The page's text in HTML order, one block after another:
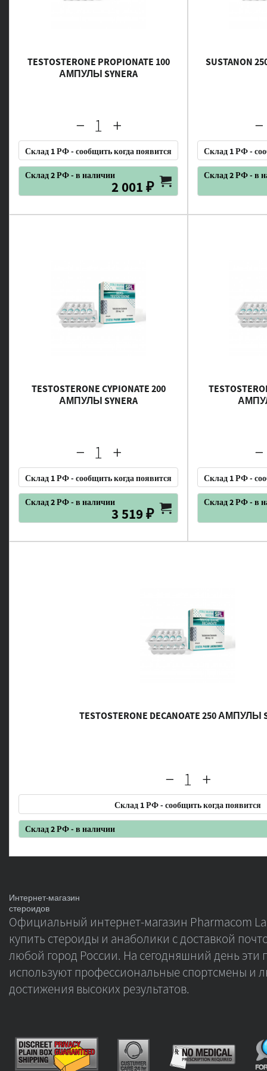
TESTOSTERONE PROPIONATE 100
АМПУЛЫ SYNERA
Склад 1 РФ - сообщить когда появится
Склад 2 РФ - в наличии
2 001 ₽
SUSTANON
Склад 1 РФ -
Склад 2 РФ - в
TESTOSTERONE CYPIONATE 200
АМПУЛЫ SYNERA
Склад 1 РФ - сообщить когда появится
Склад 2 РФ - в наличии
3 519 ₽
Склад 1 РФ -
Склад 2 РФ - в
TESTOSTERONE DECANOATE 250 АМПУЛЫ
Склад 1 РФ - сообщить когда появится
Склад 2 РФ - в наличии
Интернет-магазин
стероидов
Официальный интернет-магазин Pharmacom
купить стероиды и анаболики с доставкой
любой город России. На сегодняшний день эти
используют профессиональные спортсмены и
достижения высоких результатов.